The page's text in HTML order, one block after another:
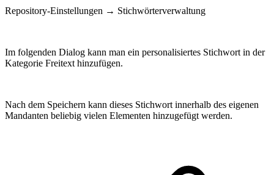
Repository-Einstellungen → Stichwörterverwaltung
Im folgenden Dialog kann man ein personalisiertes Stichwort in der
Kategorie Freitext hinzufügen.
Nach dem Speichern kann dieses Stichwort innerhalb des eigenen
Mandanten beliebig vielen Elementen hinzugefügt werden.